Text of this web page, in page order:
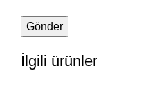
İlgili ürünler